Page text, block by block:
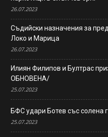
26.07.2023
Съдийски назначения за
Локо и Марица
26.07.2023
Илиян Филипов и Бултрас
ОБНОВЕНА/
25.07.2023
БФС удари Ботев със солена
25.07.2023